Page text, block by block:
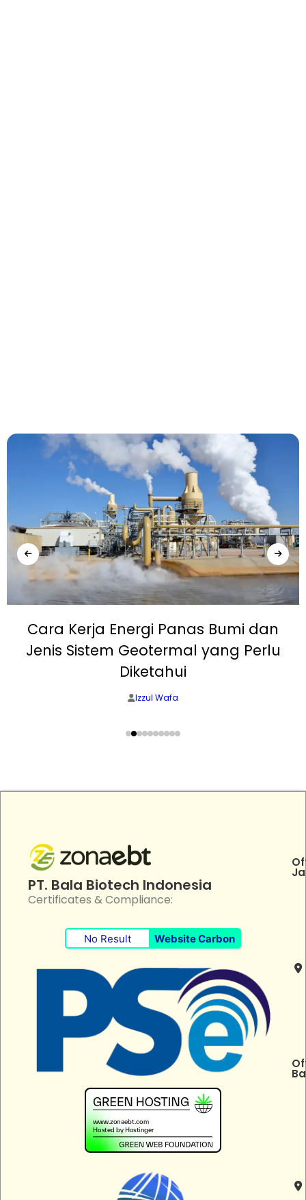
Cara Kerja Energi Panas Bumi dan
Jenis Sistem Geotermal yang Perlu
Diketahui
Izzul Wafa
PT. Bala Biotech Indonesia
Certificates & Compliance:
No Result Website Carbon